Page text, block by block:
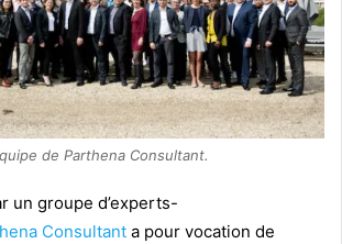
de Parthena Consultant.
un groupe d’experts-
Consultant a pour vocation de